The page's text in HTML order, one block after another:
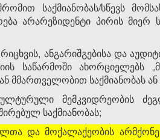
საქმიანობას/სწევს
არარეზიდენტი პირის
ანგარიშგებისა და
საწარმოში ახორციელებს
მმართველობით საქმიანობას
მემკვიდრეობის
საქმიანობას;
და მოქალაქეობის